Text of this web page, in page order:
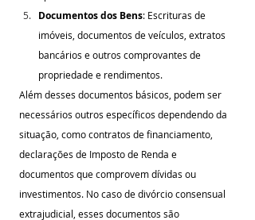
Documentos dos Bens: Escrituras de
imóveis, documentos de veículos, extratos
bancários e outros comprovantes de
propriedade e rendimentos.
Além desses documentos básicos, podem ser
necessários outros específicos dependendo da
situação, como contratos de financiamento,
declarações de Imposto de Renda e
documentos que comprovem dívidas ou
investimentos. No caso de divórcio consensual
extrajudicial, esses documentos são